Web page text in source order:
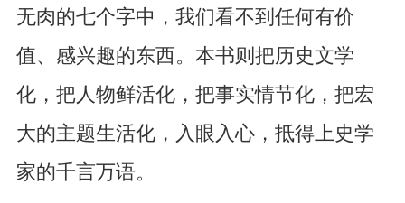
无肉的七个字中，我们看不到任何有价
值、感兴趣的东西。本书则把历史文学
化，把人物鲜活化，把事实情节化，把宏
大的主题生活化，入眼入心，抵得上史学
家的千言万语。